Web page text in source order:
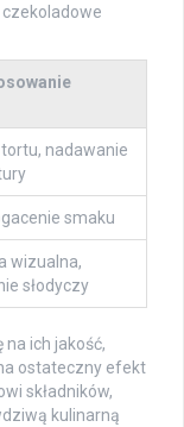
nadawanie
smaku
wizualna,
słodyczy
na ich jakość,
ostateczny efekt
składników,
kulinarną